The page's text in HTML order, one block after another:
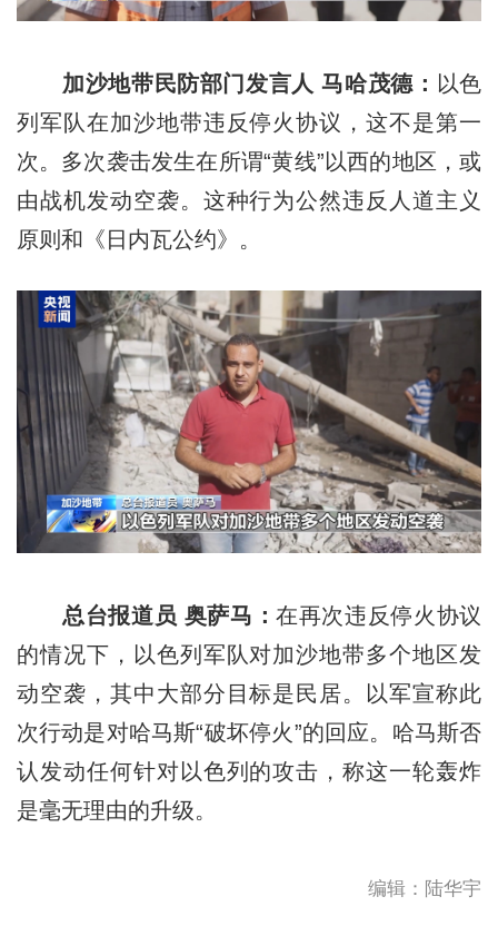
加沙地带民防部门发言人 马哈茂德： 以色
列军队在加沙地带违反停火协议，这不是第一
次。多次袭击发生在所谓“黄线”以西的地区，或
由战机发动空袭。这种行为公然违反人道主义
原则和《日内瓦公约》。
总台报道员 奥萨马：在再次违反停火协议
的情况下，以色列军队对加沙地带多个地区发
动空袭，其中大部分目标是民居。以军宣称此
次行动是对哈马斯“破坏停火”的回应。哈马斯否
认发动任何针对以色列的攻击，称这一轮轰炸
是毫无理由的升级。
编辑：陆华宇